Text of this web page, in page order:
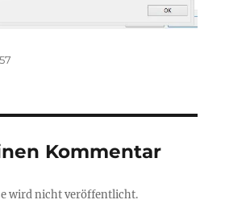
Kommentar
wird nicht veröffentlicht.